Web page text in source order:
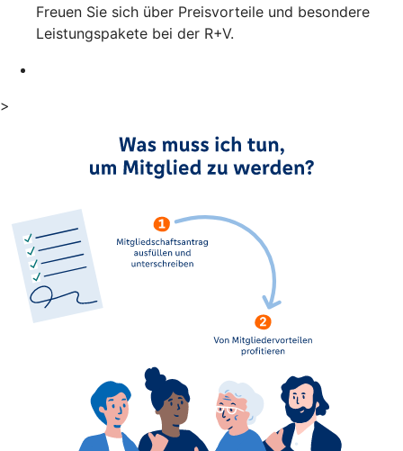
Freuen Sie sich über Preisvorteile und besondere
Leistungspakete bei der R+V.
>